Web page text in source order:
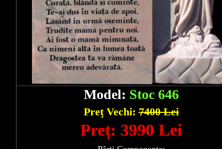
Model: Stoc 646
Preț Vechi:7400 Lei
Preț: 3990 Lei